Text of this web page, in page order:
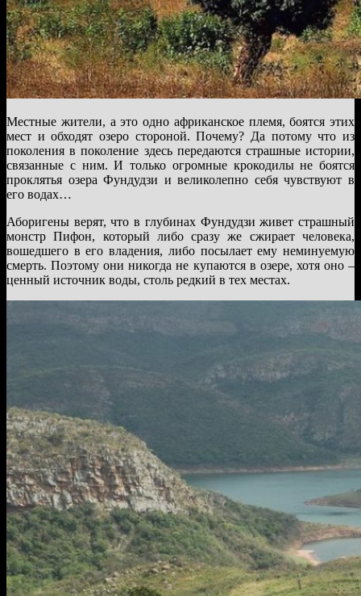
Местные жители, а это одно африканское племя, боятся этих
мест и обходят озеро стороной. Почему? Да потому что из
поколения в поколение здесь передаются страшные истории,
связанные с ним. И только огромные крокодилы не боятся
проклятья озера Фундудзи и великолепно себя чувствуют в
его водах…
Аборигены верят, что в глубинах Фундудзи живет страшный
монстр Пифон, который либо сразу же сжирает человека,
вошедшего в его владения, либо посылает ему неминуемую
смерть. Поэтому они никогда не купаются в озере, хотя оно –
ценный источник воды, столь редкий в тех местах.